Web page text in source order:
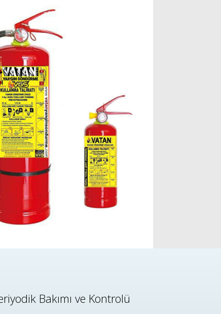
Bakımı ve Kontrolü